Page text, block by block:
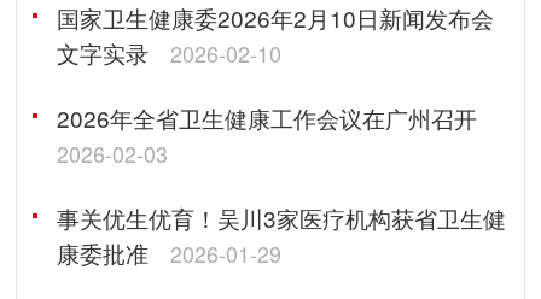
国家卫生健康委2026年2月10日新闻发布会
文字实录
2026-02-10
2026年全省卫生健康工作会议在广州召开
2026-02-03
事关优生优育！吴川3家医疗机构获省卫生健
康委批准
2026-01-29